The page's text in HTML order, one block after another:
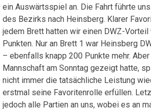
ein Auswärtsspiel an. Die Fahrt führte
des Bezirks nach Heinsberg. Klarer
jedem Brett hatten wir einen DWZ-Vorteil
Punkten. Nur an Brett 1 war Heinsberg
– ebenfalls knapp 200 Punkte mehr.
Mannschaft am Sonntag gezeigt hatte,
nicht immer die tatsächliche Leistung
erstmal seine Favoritenrolle erfüllen.
jedoch alle Partien an uns, wobei es an